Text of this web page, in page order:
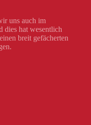
uns auch im
dies hat wesentlich
breit gefächerten